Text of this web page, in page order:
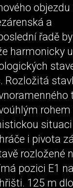
a
řadě
harmonicky
Rozložitá
rohem
i pivota
rozložené
pozici E1 na
125 m